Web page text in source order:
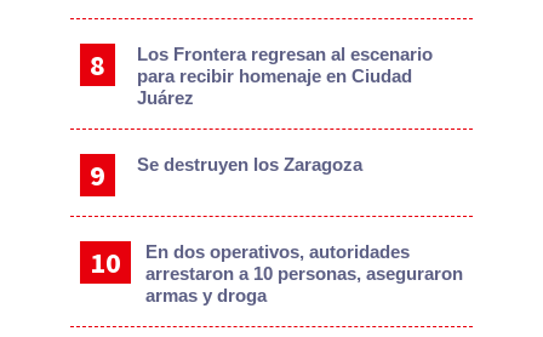
Los Frontera regresan al escenario
para recibir homenaje en Ciudad
Juárez
Se destruyen los Zaragoza
En dos operativos, autoridades
arrestaron a 10 personas, aseguraron
armas y droga